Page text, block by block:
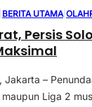
BERITA UTAMA |
Persis
Jakarta –
Liga 2